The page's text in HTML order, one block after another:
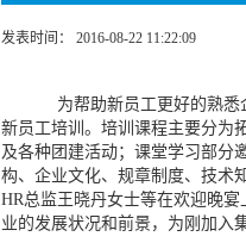
发表时间： 2016-08-22 11:22:09
为帮助新员工更好的熟
新员工培训。培训课程主要分为
及各种团建活动；课堂学习部分
构、企业文化、规章制度、技术
HR总监王晓丹女士等在欢迎晚
业的发展状况和前景，为刚加入